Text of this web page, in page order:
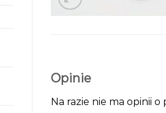
Opinie
Na razie nie ma opinii o